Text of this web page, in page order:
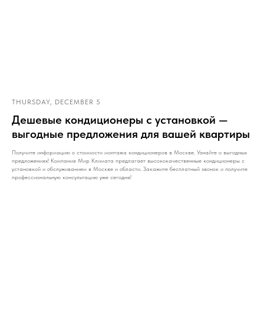
THURSDAY, DECEMBER 5
Дешевые кондиционеры с установкой —
выгодные предложения для вашей квартиры
Получите информацию о стоимости монтажа кондиционеров в Москве. Узнайте о выгодных
предложениях! Компания Мир Климата предлагает высококачественные кондиционеры с
установкой и обслуживанием в Москве и области. Закажите бесплатный звонок и получите
профессиональную консультацию уже сегодня!